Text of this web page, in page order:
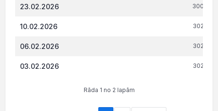
23.02.2026 300
10.02.2026 302
06.02.2026 302
03.02.2026 302
Rāda 1 no 2 lapām